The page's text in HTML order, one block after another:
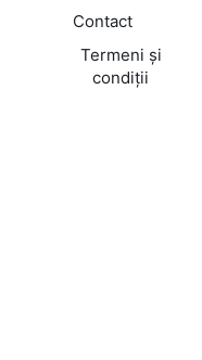
Contact
Termeni și
condiții